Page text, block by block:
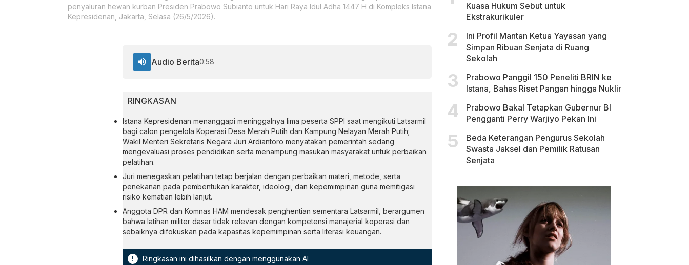
penyaluran hewan kurban Presiden Prabowo Subianto untuk Hari Raya Idul Adha 1447 H di Kompleks Istana
Kepresidenan, Jakarta, Selasa (26/5/2026).
RINGKASAN
Istana Kepresidenan menanggapi meninggalnya lima peserta SPPI saat mengikuti Latsarmil
bagi calon pengelola Koperasi Desa Merah Putih dan Kampung Nelayan Merah Putih;
Wakil Menteri Sekretaris Negara Juri Ardiantoro menyatakan pemerintah sedang
mengevaluasi proses pendidikan serta menampung masukan masyarakat untuk perbaikan
pelatihan.
Juri menegaskan pelatihan tetap berjalan dengan perbaikan materi, metode, serta
penekanan pada pembentukan karakter, ideologi, dan kepemimpinan guna memitigasi
risiko kematian lebih lanjut.
Anggota DPR dan Komnas HAM mendesak penghentian sementara Latsarmil, berargumen
bahwa latihan militer dasar tidak relevan dengan kompetensi manajerial koperasi dan
sebaiknya difokuskan pada kapasitas kepemimpinan serta literasi keuangan.
! Ringkasan ini dihasilkan dengan menggunakan AI
Audio Berita0:58
Kuasa Hukum Sebut untuk
Ekstrakurikuler
Ini Profil Mantan Ketua Yayasan yang
Simpan Ribuan Senjata di Ruang
Sekolah
Prabowo Panggil 150 Peneliti BRIN ke
Istana, Bahas Riset Pangan hingga Nuklir
Prabowo Bakal Tetapkan Gubernur BI
Pengganti Perry Warjiyo Pekan Ini
Beda Keterangan Pengurus Sekolah
Swasta Jaksel dan Pemilik Ratusan
Senjata